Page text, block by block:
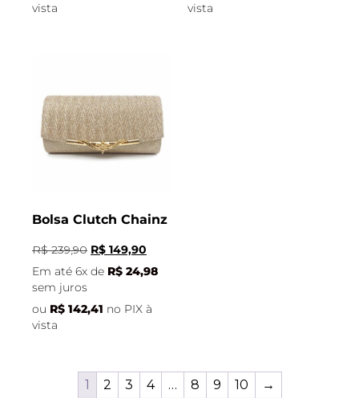
vista
vista
Bolsa Clutch Chainz
R$239,90 R$ 149,90
Em até 6x de R$ 24,98
sem juros
ou R$ 142,41 no PIX à
vista
1 2 3 4 … 8 9 10 →